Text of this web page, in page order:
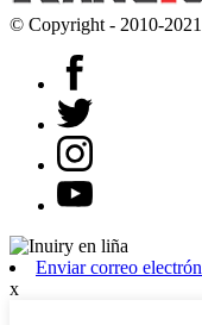
© Copyright - 2010-2021
Enviar correo
x